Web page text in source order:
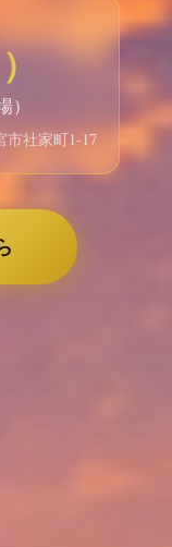
）
社家町1-17